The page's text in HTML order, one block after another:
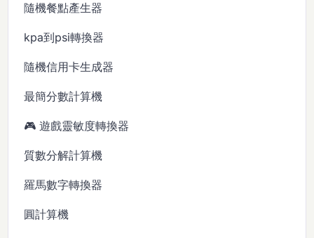
隨機餐點產生器
kpa到psi轉換器
隨機信用卡生成器
最簡分數計算機
🎮 遊戲靈敏度轉換器
質數分解計算機
羅馬數字轉換器
圓計算機